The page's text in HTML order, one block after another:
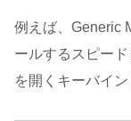
例えば、Generic
ールするスピー
を開くキーバイン